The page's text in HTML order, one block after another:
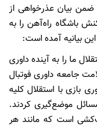
ضمن بیان عذرخواهی از
باشگاه راه‌آهن را به
بیانیه آمده است:
ما را به آینده داوری
جامعه داوری فوتبال
بازی با استقلال کلیه
موضع‌گیری کردند.
است که مانند هر